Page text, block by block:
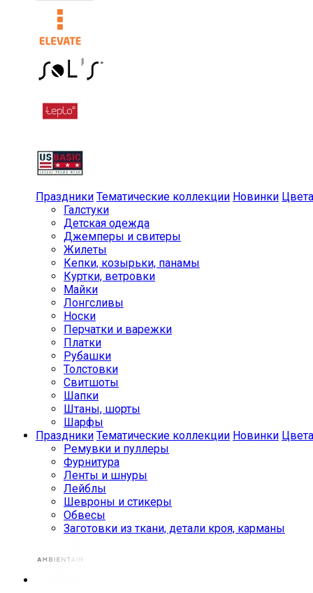
Праздники Тематические коллекции Новинки Цвета
Галстуки
Детская одежда
Джемперы и свитеры
Жилеты
Кепки, козырьки, панамы
Куртки, ветровки
Майки
Лонгсливы
Носки
Перчатки и варежки
Платки
Рубашки
Толстовки
Свитшоты
Шапки
Штаны, шорты
Шарфы
Праздники Тематические коллекции Новинки Цвета
Ремувки и пуллеры
Фурнитура
Ленты и шнуры
Лейблы
Шевроны и стикеры
Обвесы
Заготовки из ткани, детали кроя, карманы